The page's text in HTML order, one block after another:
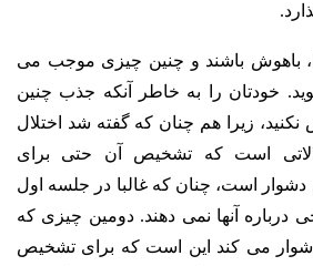
باهوش باشند و چنین چیزی موجب می
خودتان را به خاطر آنکه جذب چنین
زیرا هم چنان که گفته شد اختلال
است که تشخیص آن حتی برای
است، چنان که غالبا در جلسه اول
آنها نمی دهند. دومین چیزی که
دشوار می کند این است که برای تشخیص